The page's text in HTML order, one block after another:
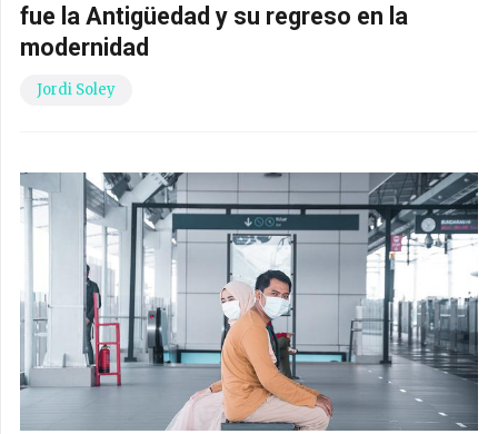
fue la Antigüedad y su regreso en la
modernidad
Jordi Soley